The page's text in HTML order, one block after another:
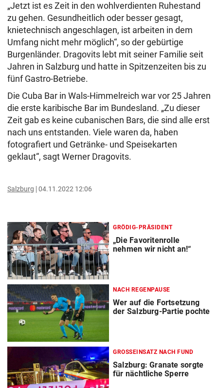
„Jetzt ist es Zeit in den wohlverdienten Ruhestand
zu gehen. Gesundheitlich oder besser gesagt,
knietechnisch angeschlagen, ist arbeiten in dem
Umfang nicht mehr möglich“, so der gebürtige
Burgenländer. Dragovits lebt mit seiner Familie seit
Jahren in Salzburg und hatte in Spitzenzeiten bis zu
fünf Gastro-Betriebe.
Die Cuba Bar in Wals-Himmelreich war vor 25 Jahren
die erste karibische Bar im Bundesland. „Zu dieser
Zeit gab es keine cubanischen Bars, die sind alle erst
nach uns entstanden. Viele waren da, haben
fotografiert und Getränke- und Speisekarten
geklaut“, sagt Werner Dragovits.
Salzburg 04.11.2022 12:06
GRÖDIG-PRÄSIDENT
„Die Favoritenrolle
nehmen wir nicht an!“
NACH REGENPAUSE
Wer auf die Fortsetzung
der Salzburg-Partie pochte
GROSSEINSATZ NACH FUND
Salzburg: Granate sorgte
für nächtliche Sperre